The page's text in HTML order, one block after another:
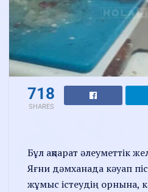
718
SHARES
Бұл ақпарат әлеуметтік
Яғни дәмханада кәуап
жұмыс істеудің орнына,